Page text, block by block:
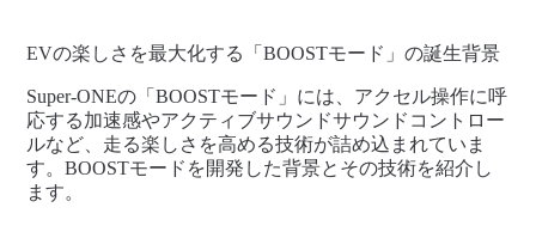
EVの楽しさを最大化する「BOOSTモード」の誕生背景
Super-ONEの「BOOSTモード」には、アクセル操作に呼
応する加速感やアクティブサウンドサウンドコントロー
ルなど、走る楽しさを高める技術が詰め込まれていま
す。BOOSTモードを開発した背景とその技術を紹介し
ます。